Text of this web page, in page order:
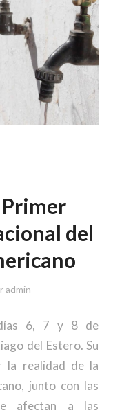
Primer
del
admin
6, 7 y 8 de
del Estero. Su
la realidad de la
junto con las
afectan a las